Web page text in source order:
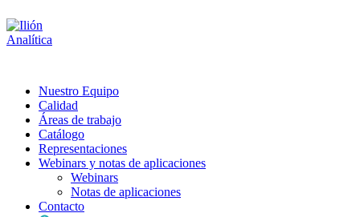
Nuestro Equipo
Calidad
Áreas de trabajo
Catálogo
Representaciones
Webinars y notas de aplicaciones
Webinars
Notas de aplicaciones
Contacto